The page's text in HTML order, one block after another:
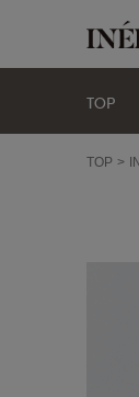
TOP
TOP